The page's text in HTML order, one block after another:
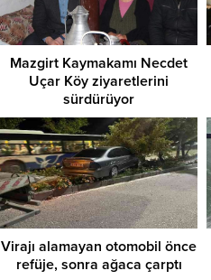
Mazgirt Kaymakamı Necdet
Uçar Köy ziyaretlerini
sürdürüyor
Virajı alamayan otomobil önce
refüje, sonra ağaca çarptı